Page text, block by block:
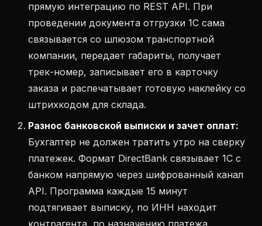
прямую интеграцию по REST API. При
проведении документа отгрузки 1С сама
связывается со шлюзом транспортной
компании, передает габариты, получает
трек-номер, записывает его в карточку
заказа и распечатывает готовую наклейку со
штрихкодом для склада.
Разнос банковской выписки и зачет оплат:
Бухгалтер не должен тратить утро на сверку
платежек. Формат DirectBank связывает 1С с
банком напрямую через шифрованный канал
API. Программа каждые 15 минут
подтягивает выписку, по ИНН находит
контрагента, по назначению платежа